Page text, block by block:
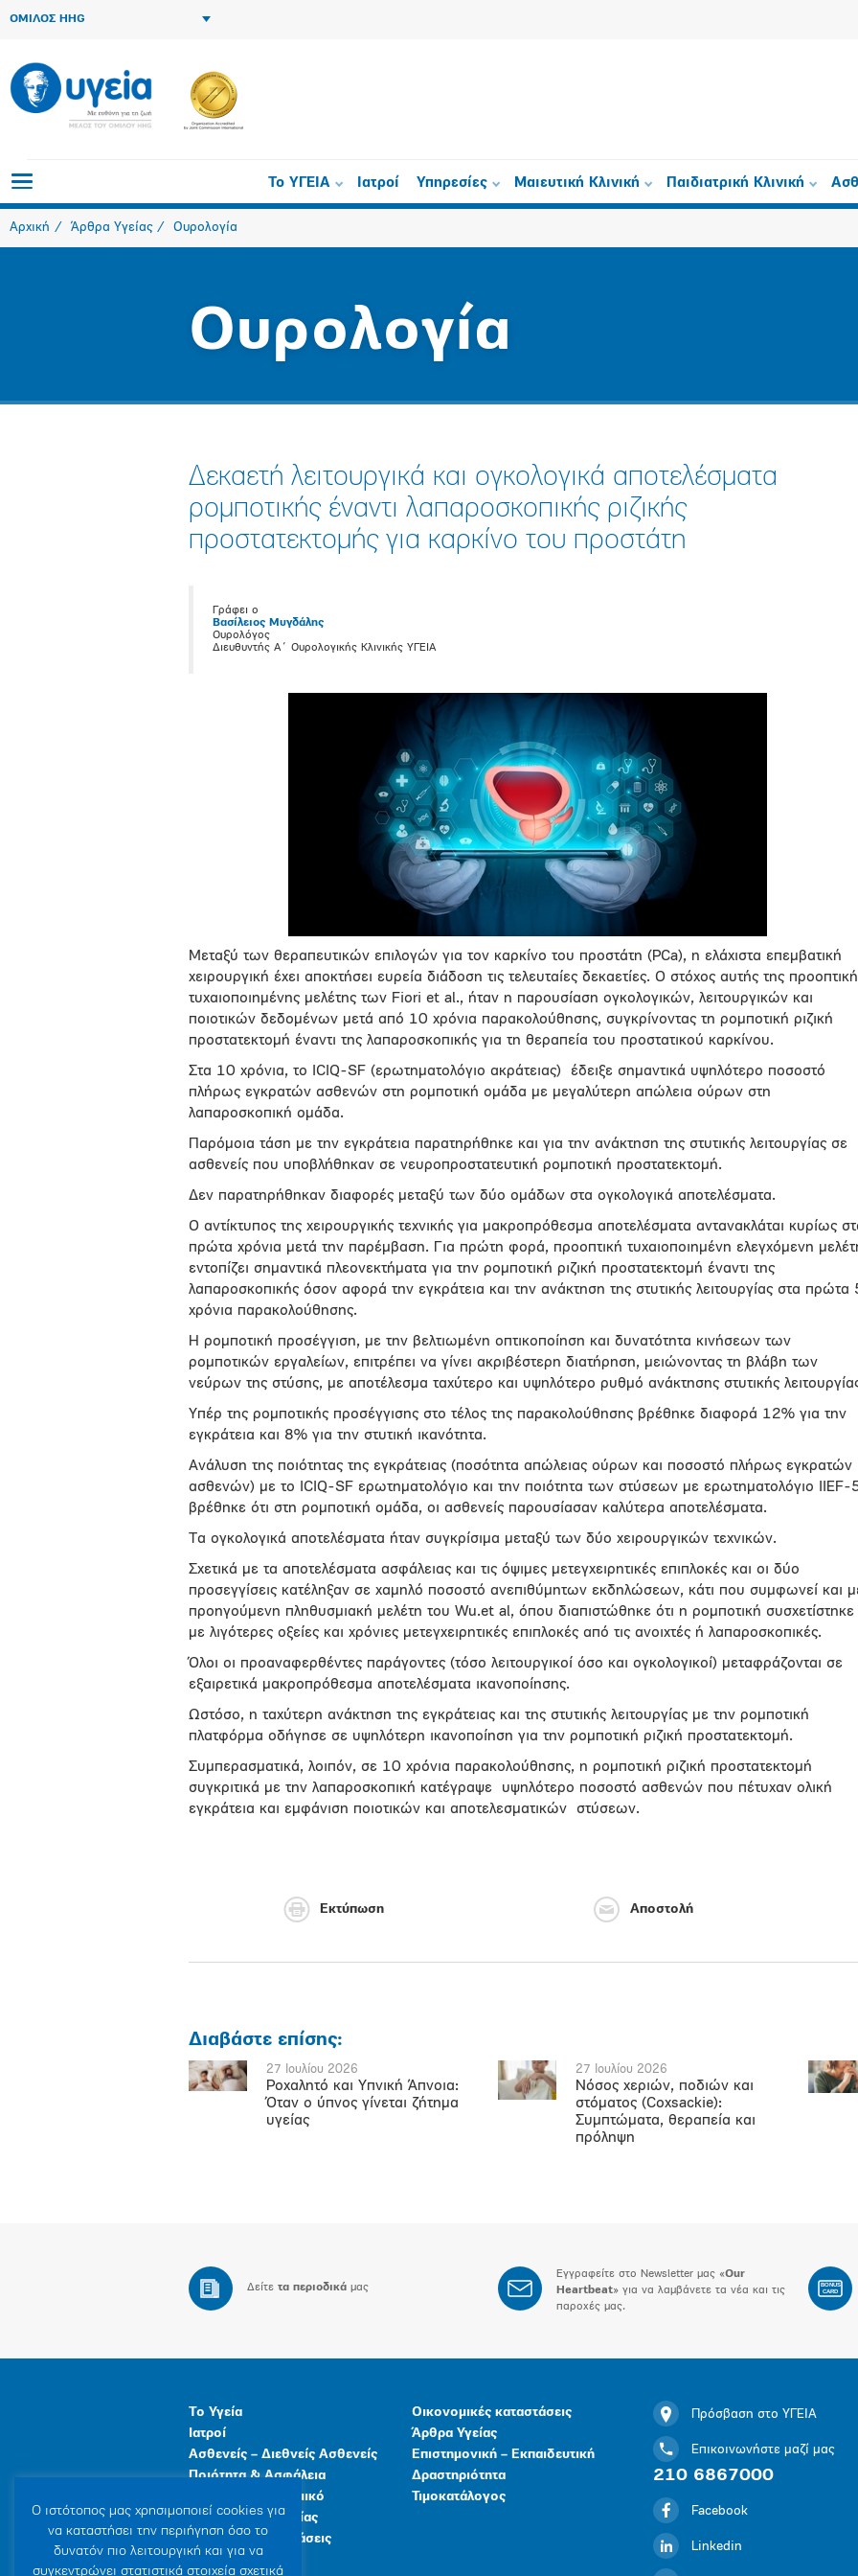
ΟΜΙΛΟΣ HHG
Το ΥΓΕΙΑ Ιατροί Υπηρεσίες Μαιευτική Κλινική Παιδιατρική Κλινική
Αρχική Άρθρα Υγείας Ουρολογία
Ουρολογία
Δεκαετή λειτουργικά και ογκολογικά αποτελέσματα
ρομποτικής έναντι λαπαροσκοπικής ριζικής
προστατεκτομής για καρκίνο του προστάτη
Γράφει ο
Βασίλειος Μυγδάλης
Ουρολόγος
Διευθυντής Α΄ Ουρολογικής Κλινικής ΥΓΕΙΑ
Μεταξύ των θεραπευτικών επιλογών για τον καρκίνο του προστάτη (PCa), η ελάχιστα επεμβατική
χειρουργική έχει αποκτήσει ευρεία διάδοση τις τελευταίες δεκαετίες. Ο στόχος αυτής της
τυχαιοποιημένης μελέτης των Fiori et al., ήταν η παρουσίαση ογκολογικών, λειτουργικών και
ποιοτικών δεδομένων μετά από 10 χρόνια παρακολούθησης, συγκρίνοντας τη ρομποτική ριζική
προστατεκτομή έναντι της λαπαροσκοπικής για τη θεραπεία του προστατικού καρκίνου.
Στα 10 χρόνια, το ICIQ-SF (ερωτηματολόγιο ακράτειας) έδειξε σημαντικά υψηλότερο ποσοστό
πλήρως εγκρατών ασθενών στη ρομποτική ομάδα με μεγαλύτερη απώλεια ούρων στη
λαπαροσκοπική ομάδα.
Παρόμοια τάση με την εγκράτεια παρατηρήθηκε και για την ανάκτηση της στυτικής λειτουργίας σε
ασθενείς που υποβλήθηκαν σε νευροπροστατευτική ρομποτική προστατεκτομή.
Δεν παρατηρήθηκαν διαφορές μεταξύ των δύο ομάδων στα ογκολογικά αποτελέσματα.
Ο αντίκτυπος της χειρουργικής τεχνικής για μακροπρόθεσμα αποτελέσματα αντανακλάται κυρίως
πρώτα χρόνια μετά την παρέμβαση. Για πρώτη φορά, προοπτική τυχαιοποιημένη ελεγχόμενη
εντοπίζει σημαντικά πλεονεκτήματα για την ρομποτική ριζική προστατεκτομή έναντι της
λαπαροσκοπικής όσον αφορά την εγκράτεια και την ανάκτηση της στυτικής λειτουργίας στα πρώτα
χρόνια παρακολούθησης.
Η ρομποτική προσέγγιση, με την βελτιωμένη οπτικοποίηση και δυνατότητα κινήσεων των
ρομποτικών εργαλείων, επιτρέπει να γίνει ακριβέστερη διατήρηση, μειώνοντας τη βλάβη των
νεύρων της στύσης, με αποτέλεσμα ταχύτερο και υψηλότερο ρυθμό ανάκτησης στυτικής
Υπέρ της ρομποτικής προσέγγισης στο τέλος της παρακολούθησης βρέθηκε διαφορά 12% για την
εγκράτεια και 8% για την στυτική ικανότητα.
Ανάλυση της ποιότητας της εγκράτειας (ποσότητα απώλειας ούρων και ποσοστό πλήρως εγκρατών
ασθενών) με το ICIQ-SF ερωτηματολόγιο και την ποιότητα των στύσεων με ερωτηματολόγιο IIEF-
βρέθηκε ότι στη ρομποτική ομάδα, οι ασθενείς παρουσίασαν καλύτερα αποτελέσματα.
Τα ογκολογικά αποτελέσματα ήταν συγκρίσιμα μεταξύ των δύο χειρουργικών τεχνικών.
Σχετικά με τα αποτελέσματα ασφάλειας και τις όψιμες μετεγχειρητικές επιπλοκές και οι δύο
προσεγγίσεις κατέληξαν σε χαμηλό ποσοστό ανεπιθύμητων εκδηλώσεων, κάτι που συμφωνεί και
προηγούμενη πληθυσμιακή μελέτη του Wu.et al, όπου διαπιστώθηκε ότι η ρομποτική συσχετίστηκε
με λιγότερες οξείες και χρόνιες μετεγχειρητικές επιπλοκές από τις ανοιχτές ή λαπαροσκοπικές.
Όλοι οι προαναφερθέντες παράγοντες (τόσο λειτουργικοί όσο και ογκολογικοί) μεταφράζονται σε
εξαιρετικά μακροπρόθεσμα αποτελέσματα ικανοποίησης.
Ωστόσο, η ταχύτερη ανάκτηση της εγκράτειας και της στυτικής λειτουργίας με την ρομποτική
πλατφόρμα οδήγησε σε υψηλότερη ικανοποίηση για την ρομποτική ριζική προστατεκτομή.
Συμπερασματικά, λοιπόν, σε 10 χρόνια παρακολούθησης, η ρομποτική ριζική προστατεκτομή
συγκριτικά με την λαπαροσκοπική κατέγραψε υψηλότερο ποσοστό ασθενών που πέτυχαν ολική
εγκράτεια και εμφάνιση ποιοτικών και αποτελεσματικών στύσεων.
Εκτύπωση Αποστολή
Διαβάστε επίσης:
27 Ιουλίου 2026
Ροχαλητό και Υπνική Άπνοια:
Όταν ο ύπνος γίνεται ζήτημα
υγείας
27 Ιουλίου 2026
Νόσος χεριών, ποδιών και
στόματος (Coxsackie):
Συμπτώματα, θεραπεία και
πρόληψη
Δείτε τα περιοδικά μας
Εγγραφείτε στο Newsletter μας «Our
Heartbeat» για να λαμβάνετε τα νέα και τις
παροχές μας.
BONUS
CARD
Το Υγεία
Ιατροί
Ασθενείς – Διεθνείς Ασθενείς
Ποιότητα & Ασφάλεια
Ανθρώπινο Δυναμικό
Προγράμματα Υγείας
Γενικές Εγκαταστάσεις
Οικονομικές καταστάσεις
Άρθρα Υγείας
Επιστημονική – Εκπαιδευτική
Δραστηριότητα
Τιμοκατάλογος
Πρόσβαση στο ΥΓΕΙΑ
Επικοινωνήστε μαζί μας
210 6867000
Facebook
Linkedin
Ο ιστότοπoς μας χρησιμοποιεί cookies για
να καταστήσει την περιήγηση όσο το
δυνατόν πιο λειτουργική και για να
συγκεντρώνει στατιστικά στοιχεία σχετικά